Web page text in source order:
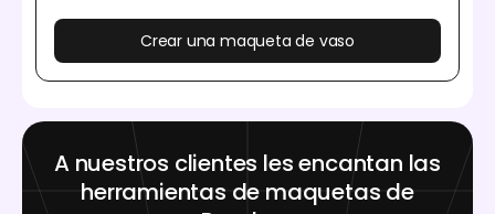
Crear una maqueta de vaso
A nuestros clientes les encantan las
herramientas de maquetas de